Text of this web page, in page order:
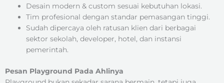
Desain modern & custom sesuai kebutuhan lokasi.
Tim profesional dengan standar pemasangan tinggi.
Sudah dipercaya oleh ratusan klien dari berbagai
sektor sekolah, developer, hotel, dan instansi
pemerintah.
Pesan Playground Pada Ahlinya